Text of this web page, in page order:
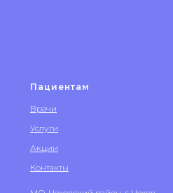
Пациентам
Врачи
Услуги
Акции
Контакты